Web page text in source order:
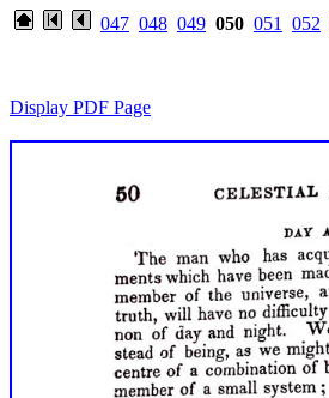
047 048 049 050 051 052
Display PDF Page